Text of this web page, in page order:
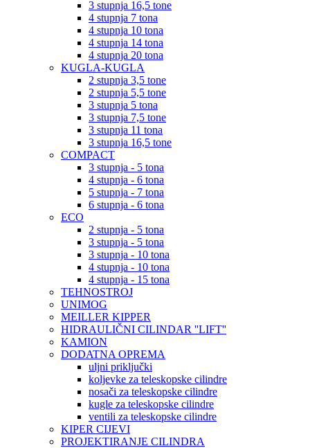
3 stupnja 16,5 tone
4 stupnja 7 tona
4 stupnja 10 tona
4 stupnja 14 tona
4 stupnja 20 tona
KUGLA-KUGLA
2 stupnja 3,5 tone
2 stupnja 5,5 tone
3 stupnja 5 tona
3 stupnja 7,5 tone
3 stupnja 11 tona
3 stupnja 16,5 tone
COMPACT
3 stupnja - 5 tona
4 stupnja - 6 tona
5 stupnja - 7 tona
6 stupnja - 6 tona
ECO
2 stupnja - 5 tona
3 stupnja - 5 tona
3 stupnja - 10 tona
4 stupnja - 10 tona
4 stupnja - 15 tona
TEHNOSTROJ
UNIMOG
MEILLER KIPPER
HIDRAULIČNI CILINDAR ''LIFT''
KAMION
DODATNA OPREMA
uljni priključki
koljevke za teleskopske cilindre
nosači za teleskopske cilindre
kugle za teleskopske cilindre
ventili za teleskopske cilindre
KIPER CIJEVI
PROJEKTIRANJE CILINDRA